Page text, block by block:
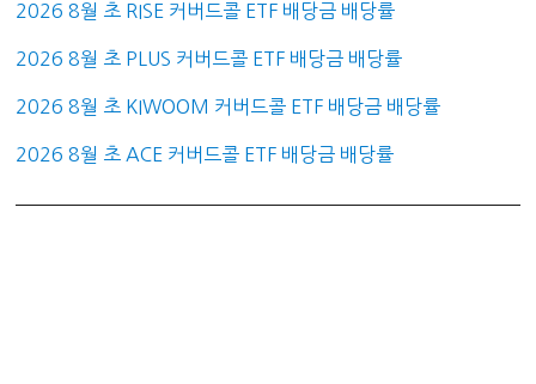
2026 8월 초 RISE 커버드콜 ETF 배당금 배당률
2026 8월 초 PLUS 커버드콜 ETF 배당금 배당률
2026 8월 초 KIWOOM 커버드콜 ETF 배당금 배당률
2026 8월 초 ACE 커버드콜 ETF 배당금 배당률